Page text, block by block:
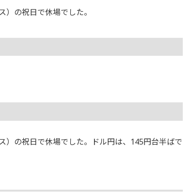
の祝日で休場でした。
）の祝日で休場でした。ドル円は、145円台半ばで